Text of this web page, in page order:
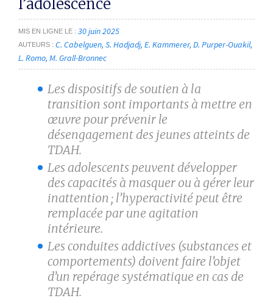
l’adolescence
MIS EN LIGNE LE 30 juin 2025
AUTEURS C. Cabelguen S. Hadjadj E. Kammerer D. Purper-Ouakil
L. Romo M. Grall-Bronnec
Les dispositifs de soutien à la
transition sont importants à mettre en
œuvre pour prévenir le
désengagement des jeunes atteints de
TDAH.
Les adolescents peuvent développer
des capacités à masquer ou à gérer leur
inattention ; l’hyperactivité peut être
remplacée par une agitation
intérieure.
Les conduites addictives (substances et
comportements) doivent faire l’objet
d’un repérage systématique en cas de
TDAH.